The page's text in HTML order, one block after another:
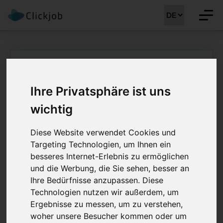
Ihre Privatsphäre ist uns
wichtig
Diese Website verwendet Cookies und
Targeting Technologien, um Ihnen ein
besseres Internet-Erlebnis zu ermöglichen
und die Werbung, die Sie sehen, besser an
Ihre Bedürfnisse anzupassen. Diese
Technologien nutzen wir außerdem, um
Ergebnisse zu messen, um zu verstehen,
woher unsere Besucher kommen oder um
Stationsoberarzt
Intensivmedizin
(m/w/d) 100%
Job Details: Ärztejobs
Stellenreferenz: CLJ-MM 41067